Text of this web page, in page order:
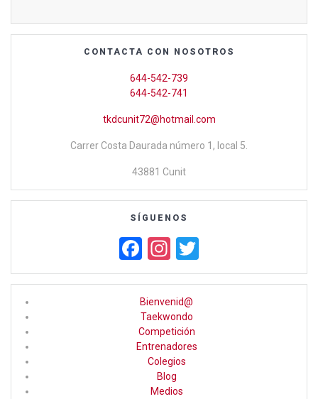
CONTACTA CON NOSOTROS
644-542-739
644-542-741
tkdcunit72@hotmail.com
Carrer Costa Daurada número 1, local 5.
43881 Cunit
SÍGUENOS
F
a
ce
b
o
o
k
In
st
a
gr
a
m
wi
tt
Bienvenid@
Taekwondo
Competición
Entrenadores
Colegios
Blog
Medios